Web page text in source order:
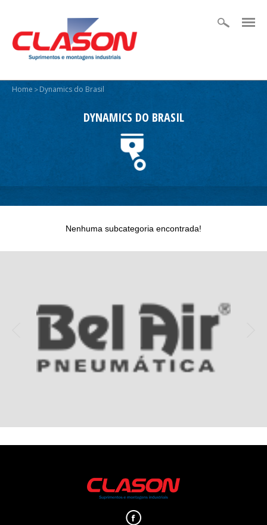
Home >Dynamics do Brasil
DYNAMICS DO BRASIL
Nenhuma subcategoria encontrada!